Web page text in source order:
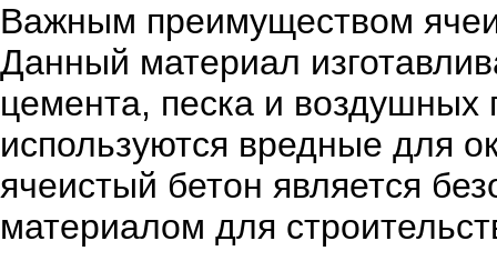
Важным преимуществом
Данный материал
цемента, песка и воздушных
используются вредные для
ячеистый бетон является
материалом для